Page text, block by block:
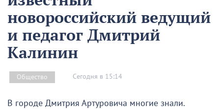
новороссийский ведущий
и педагог Дмитрий
Калинин
Общество Сегодня в 15:14
В городе Дмитрия Артуровича многие знали.